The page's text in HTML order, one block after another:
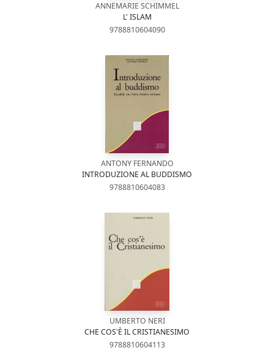
ANNEMARIE SCHIMMEL
L' ISLAM
9788810604090
ANTONY FERNANDO
INTRODUZIONE AL BUDDISMO
9788810604083
UMBERTO NERI
CHE COS'È IL CRISTIANESIMO
9788810604113